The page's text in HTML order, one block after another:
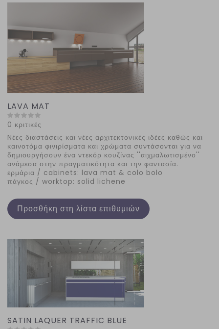
LAVA MAT
0 κριτικές
Nέες διαστάσεις και νέες αρχιτεκτονικές ιδέες καθώς και
καινοτόμα φινιρίσματα και χρώματα συντάσονται για να
δημιουργήσουν ένα ντεκόρ κουζίνας ''αιχμαλωτισμένο''
ανάμεσα στην πραγματικότητα και την φαντασία.
ερμάρια / cabinets: lava mat & colo bolo
πάγκος / worktop: solid lichene
Προσθήκη στη λίστα επιθυμιών
SATIN LAQUER TRAFFIC BLUE